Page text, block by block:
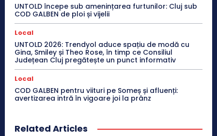
UNTOLD începe sub amenințarea furtunilor: Cluj sub
COD GALBEN de ploi și vijelii
Local
UNTOLD 2026: Trendyol aduce spațiu de modă cu
Gina, Smiley și Theo Rose, în timp ce Consiliul
Județean Cluj pregătește un punct informativ
Local
COD GALBEN pentru viituri pe Someș și afluenți:
avertizarea intră în vigoare joi la prânz
Related Articles